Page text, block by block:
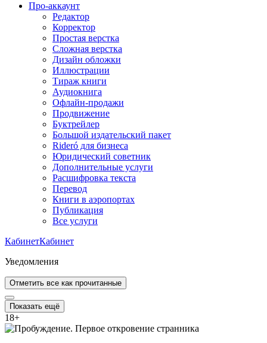
Про-аккаунт
Редактор
Корректор
Простая верстка
Сложная верстка
Дизайн обложки
Иллюстрации
Тираж книги
Аудиокнига
Офлайн-продажи
Продвижение
Буктрейлер
Большой издательский пакет
Rideró для бизнеса
Юридический советник
Дополнительные услуги
Расшифровка текста
Перевод
Книги в аэропортах
Публикация
Все услуги
КабинетКабинет
Уведомления
Отметить все как прочитанные
Показать ещё
18+